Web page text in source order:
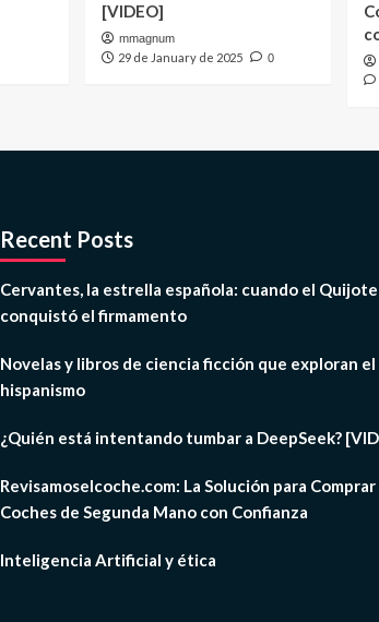
[VIDEO]
mmagnum
29 de January de 2025 0
Recent Posts
Cervantes, la estrella española: cuando el Quijote
conquistó el firmamento
Novelas y libros de ciencia ficción que exploran el
hispanismo
¿Quién está intentando tumbar a DeepSeek?
Revisamoselcoche.com: La Solución para Comprar
Coches de Segunda Mano con Confianza
Inteligencia Artificial y ética